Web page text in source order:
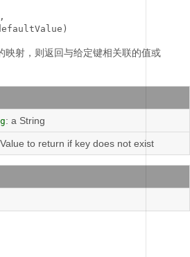
映射，则返回与给定键相关联的值或
: a String
to return if key does not exist